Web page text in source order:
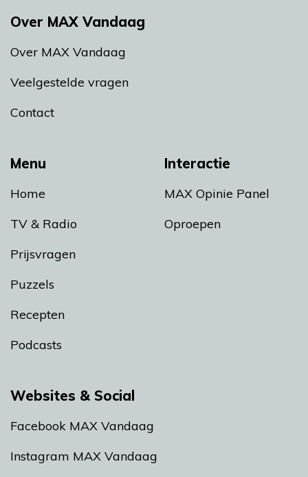
Menu
Home
TV & Radio
Prijsvragen
Puzzels
Recepten
Podcasts
Interactie
MAX Opinie Panel
Oproepen
Over MAX Vandaag
Over MAX Vandaag
Veelgestelde vragen
Contact
Websites & Social
Facebook MAX Vandaag
Instagram MAX Vandaag